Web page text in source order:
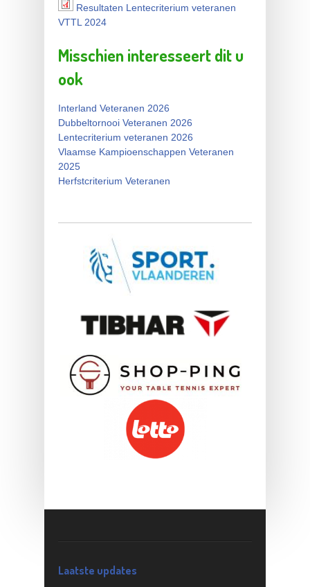
Resultaten Lentecriterium
veteranen VTTL 2024
Resultaten Lentecriterium veteranen
VTTL 2024
Misschien interesseert dit u
ook
Interland Veteranen 2026
Dubbeltornooi Veteranen 2026
Lentecriterium veteranen 2026
Vlaamse Kampioenschappen Veteranen
2025
Herfstcriterium Veteranen
Laatste updates